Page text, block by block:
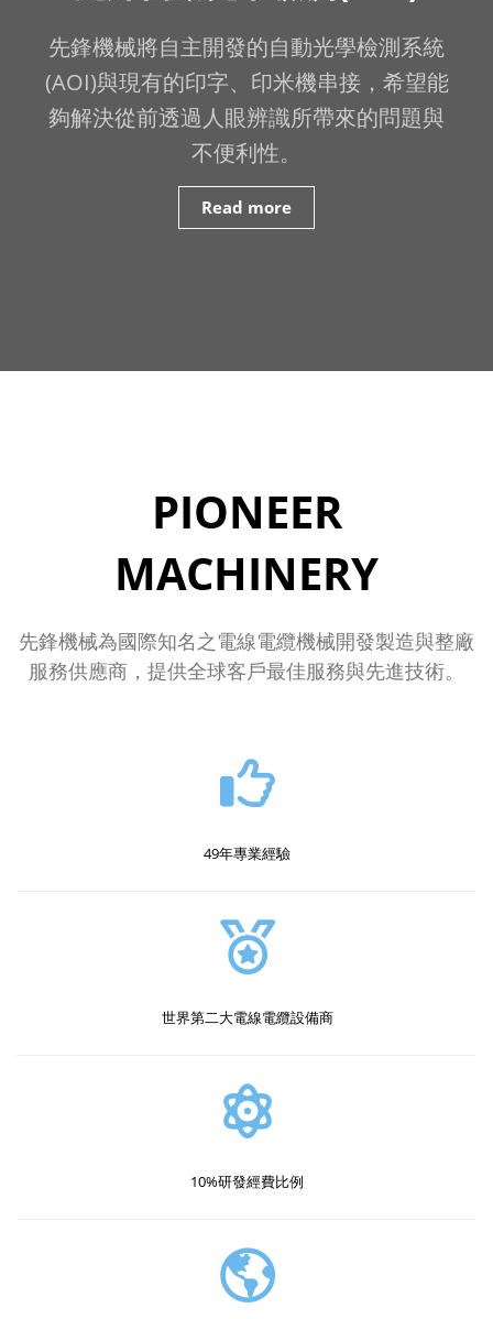
先鋒機械將自主開發的自動光學檢測系統
(AOI)與現有的印字、印米機串接，希望能
夠解決從前透過人眼辨識所帶來的問題與
不便利性。
Read more
PIONEER
MACHINERY
先鋒機械為國際知名之電線電纜機械開發製造與整廠
服務供應商，提供全球客戶最佳服務與先進技術。
49年專業經驗
世界第二大電線電纜設備商
10%研發經費比例